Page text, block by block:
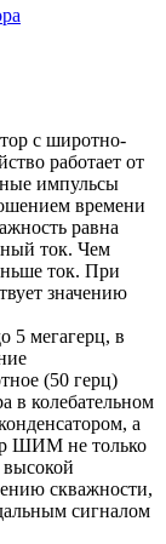
с широтно-
работает от
импульсы
времени
равна
ток. Чем
ток. При
значению
5 мегагерц, в
(50 герц)
в колебательном
а
ШИМ не только
высокой
скважности,
сигналом